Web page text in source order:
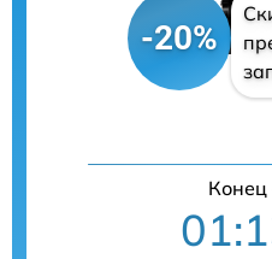
-20%
Конец